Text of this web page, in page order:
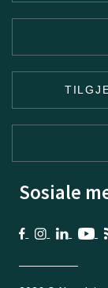
Sosiale